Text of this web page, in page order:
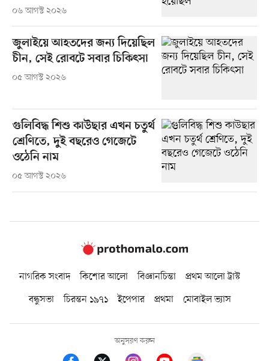
০৬ আগস্ট ২০২৬
জুলাইয়ে আহতদের জন্য দিয়েছিল
চীন, সেই রোবটে সবার চিকিৎসা
০৫ আগস্ট ২০২৬
গুলিবিদ্ধ শিশু কাউছার এখন চতুর্থ
শ্রেণিতে, দুই বছরেও গেজেটে
ওঠেনি নাম
০৫ আগস্ট ২০২৬
নাগরিক সংবাদ কিশোর আলো বিজ্ঞানচিন্তা
প্রথম আলো ট্রাস্ট
বন্ধুসভা
চিরন্তন ১৯৭১ ইপেপার প্রথমা মোবাইল ভ্যাস
অনুসরণ করুন